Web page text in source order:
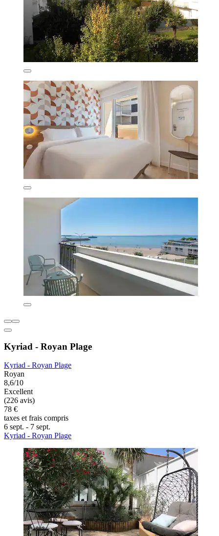
Kyriad - Royan Plage
Kyriad - Royan Plage
Royan
8,6/10
Excellent
(226 avis)
78 €
taxes et frais compris
6 sept. - 7 sept.
Kyriad - Royan Plage